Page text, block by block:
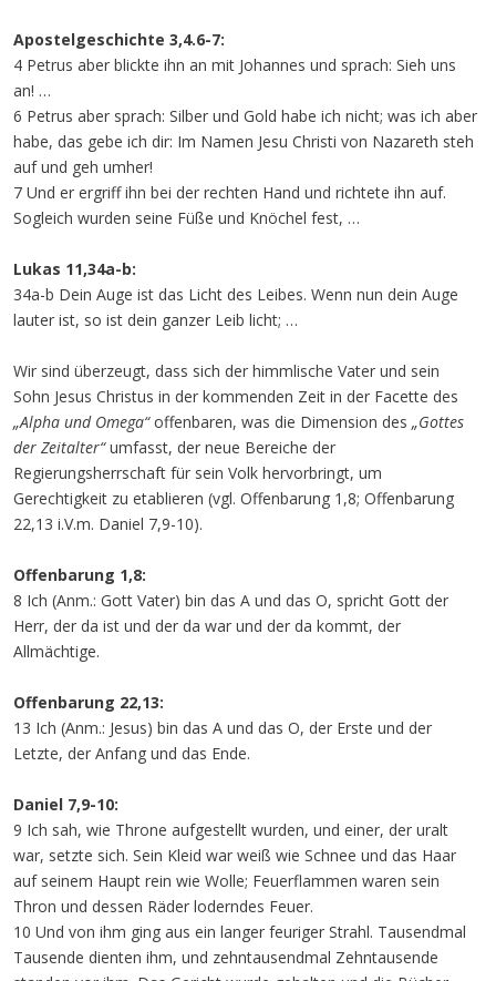
Apostelgeschichte 3,4.6-7:
4 Petrus aber blickte ihn an mit Johannes und sprach: Sieh uns
an! …
6 Petrus aber sprach: Silber und Gold habe ich nicht; was ich aber
habe, das gebe ich dir: Im Namen Jesu Christi von Nazareth steh
auf und geh umher!
7 Und er ergriff ihn bei der rechten Hand und richtete ihn auf.
Sogleich wurden seine Füße und Knöchel fest, …
Lukas 11,34a-b:
34a-b Dein Auge ist das Licht des Leibes. Wenn nun dein Auge
lauter ist, so ist dein ganzer Leib licht; …
Wir sind überzeugt, dass sich der himmlische Vater und sein
Sohn Jesus Christus in der kommenden Zeit in der Facette des
„Alpha und Omega“offenbaren, was die Dimension des „Gottes
der Zeitalter“umfasst, der neue Bereiche der
Regierungsherrschaft für sein Volk hervorbringt, um
Gerechtigkeit zu etablieren (vgl. Offenbarung 1,8; Offenbarung
22,13 i.V.m. Daniel 7,9-10).
Offenbarung 1,8:
8 Ich (Anm.: Gott Vater) bin das A und das O, spricht Gott der
Herr, der da ist und der da war und der da kommt, der
Allmächtige.
Offenbarung 22,13:
13 Ich (Anm.: Jesus) bin das A und das O, der Erste und der
Letzte, der Anfang und das Ende.
Daniel 7,9-10:
9 Ich sah, wie Throne aufgestellt wurden, und einer, der uralt
war, setzte sich. Sein Kleid war weiß wie Schnee und das Haar
auf seinem Haupt rein wie Wolle; Feuerflammen waren sein
Thron und dessen Räder loderndes Feuer.
10 Und von ihm ging aus ein langer feuriger Strahl. Tausendmal
Tausende dienten ihm, und zehntausendmal Zehntausende